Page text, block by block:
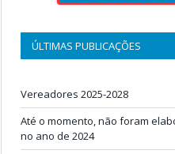
ÚLTIMAS PUBLICAÇÕES
Vereadores 2025-2028
Até o momento, não foram
no ano de 2024